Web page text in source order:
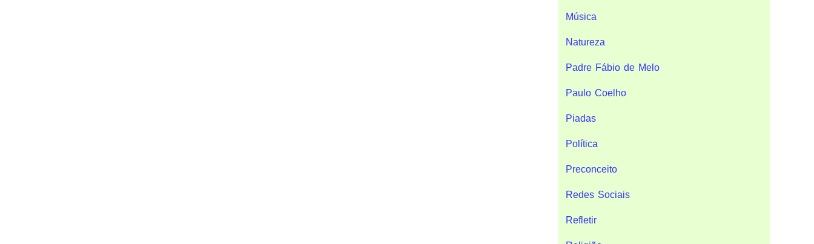
Música
Natureza
Padre Fábio de Melo
Paulo Coelho
Piadas
Política
Preconceito
Redes Sociais
Refletir